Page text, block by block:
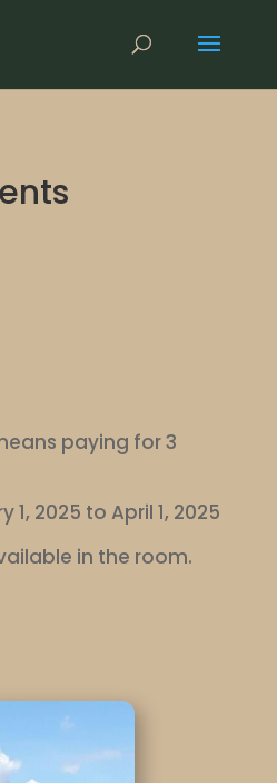
paying for 3
2025 to April 1, 2025
in the room.